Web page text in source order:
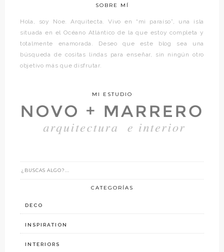
SOBRE MÍ
Hola, soy Noe. Arquitecta. Vivo en “mi paraíso”, una isla
situada en el Océano Atlántico de la que estoy completa y
totalmente enamorada. Deseo que este blog sea una
búsqueda de cositas lindas para enseñar, sin ningún otro
objetivo más que disfrutar.
MI ESTUDIO
CATEGORÍAS
DECO
INSPIRATION
INTERIORS